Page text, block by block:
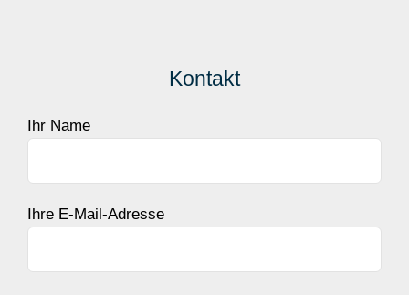
Kontakt
Ihr Name
Ihre E-Mail-Adresse